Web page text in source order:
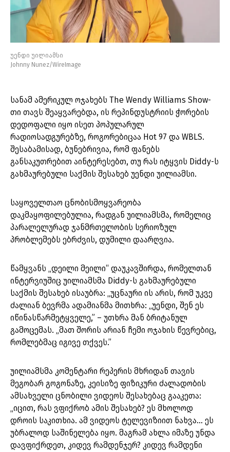
უენდი უილიამსი
Johnny Nunez/WireImage
სანამ ამერიკულ ოჯახებს The Wendy Williams Show-
თი თავს შეაყვარებდა, ის რეპინდუსტრიის ჭორების
დედოფალი იყო ისეთ პოპულარულ
რადიოსადგურებზე, როგორებიცაა Hot 97 და WBLS.
შესაბამისად, ბუნებრივია, რომ ფანებს
განსაკუთრებით აინტერესებთ, თუ რას იტყვის Diddy-ს
გახმაურებული საქმის შესახებ უენდი უილიამსი.
საყოველთაო ცნობისმოყვარეობა
დაკმაყოფილებულია, რადგან უილიამსმა, რომელიც
პარალელურად ჯანმრთელობის სერიოზულ
პრობლემებს ებრძვის, დუმილი დაარღვია.
წამყვანს „დეილი მეილი“ დაუკავშირდა, რომელთან
ინტერვიუშიც უილიამსმა Diddy-ს გახმაურებული
საქმის შესახებ ისაუბრა: „უცნაური ის არის, რომ უკვე
ძალიან ბევრმა ადამიანმა მითხრა: „უენდი, შენ ეს
იწინასწარმეტყველე,” – უთხრა მან ბრიტანულ
გამოცემას. „მათ შორის არიან ჩემი ოჯახის წევრებიც,
რომლებმაც იგივე თქვეს.”
უილიამსმა კომენტარი რეპერის მხრიდან თავის
მეგობარ გოგონაზე, კეისიზე ფიზიკური ძალადობის
ამსახველი ცნობილი ვიდეოს შესახებაც გააკეთა:
„იცით, რას ვფიქრობ ამის შესახებ? ეს მხოლოდ
დროის საკითხია. ამ ვიდეოს ტელევიზიით ნახვა… ეს
უბრალოდ საშინელება იყო. მაგრამ ახლა იმაზე უნდა
დავფიქრდეთ, კიდევ რამდენჯერ? კიდევ რამდენი